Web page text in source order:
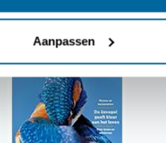
Aanpassen